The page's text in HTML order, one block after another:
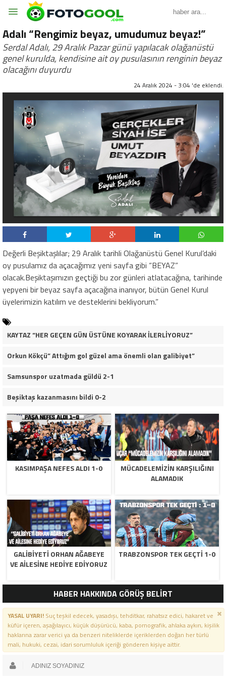
Adalı “Rengimiz beyaz, umudumuz beyaz!”
Serdal Adalı, 29 Aralık Pazar günü yapılacak olağanüstü
genel kurulda, kendisine ait oy pusulasının renginin beyaz
olacağını duyurdu
24 Aralık 2024 - 3:04 'de eklendi.
Değerli Beşiktaşlılar; 29 Aralık tarihli Olağanüstü Genel Kurul’daki
oy pusulamız da açacağımız yeni sayfa gibi “BEYAZ”
olacak.Beşiktaşımızın geçtiği bu zor günleri atlatacağına, tarihinde
yepyeni bir beyaz sayfa açacağına inanıyor, bütün Genel Kurul
üyelerimizin katılım ve desteklerini bekliyorum.”
KAYTAZ “HER GEÇEN GÜN ÜSTÜNE KOYARAK İLERLİYORUZ”
Orkun Kökçü” Attığım gol güzel ama önemli olan galibiyet”
Samsunspor uzatmada güldü 2-1
Beşiktaş kazanmasını bildi 0-2
KASIMPAŞA NEFES ALDI 1-0
MÜCADELEMIZIN KARŞILIĞINI
ALAMADIK
GALIBIYETI ORHAN AĞABEYE
VE AILESINE HEDIYE EDIYORUZ
TRABZONSPOR TEK GEÇTI 1-0
HABER HAKKINDA GÖRÜŞ BELİRT
YASAL UYARI!Suç teşkil edecek, yasadışı, tehditkar, rahatsız edici, hakaret ve
küfür içeren, aşağılayıcı, küçük düşürücü, kaba, pornografik, ahlaka aykırı, kişilik
haklarına zarar verici ya da benzeri niteliklerde içeriklerden doğan her türlü
mali, hukuki, cezai, idari sorumluluk içeriği gönderen kişiye aittir.